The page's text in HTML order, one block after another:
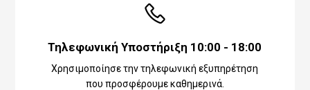
Τηλεφωνική Υποστήριξη 10:00 - 18:00
Χρησιμοποίησε την τηλεφωνική εξυπηρέτηση
που προσφέρουμε καθημερινά.